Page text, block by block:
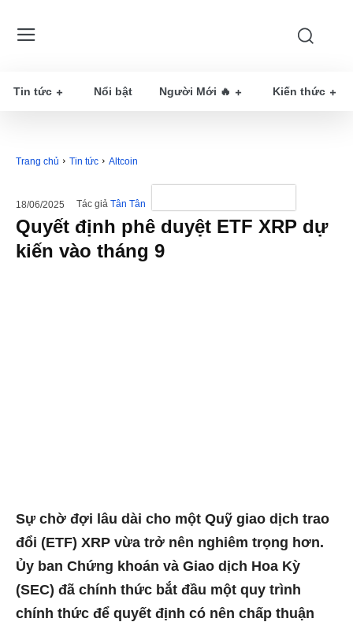
Tin tức Nổi bật Người Mới 🔥 Kiến thức
Trang chủ Tin tức Altcoin
18/06/2025 Tác giả Tân Tân
Quyết định phê duyệt ETF XRP dự
kiến ​​vào tháng 9
Sự chờ đợi lâu dài cho một Quỹ giao dịch trao
đổi (ETF) XRP vừa trở nên nghiêm trọng hơn.
Ủy ban Chứng khoán và Giao dịch Hoa Kỳ
(SEC) đã chính thức bắt đầu một quy trình
chính thức để quyết định có nên chấp thuận